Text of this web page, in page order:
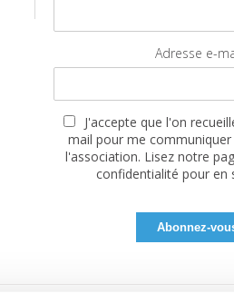
Adresse e-
J'accepte que l'on
mail pour me
l'association. Lisez notre
confidentialité pour en